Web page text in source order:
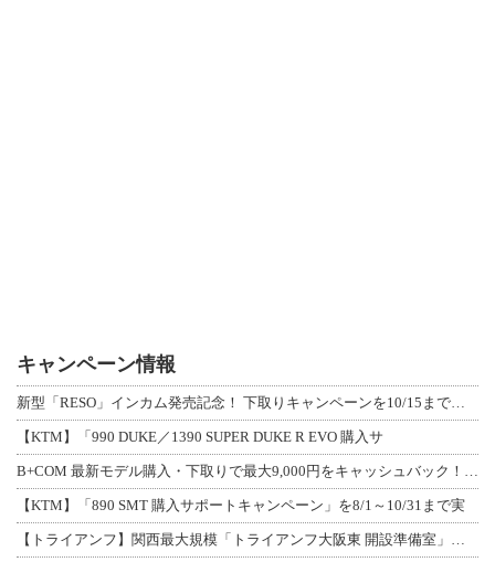
キャンペーン情報
新型「RESO」インカム発売記念！ 下取りキャンペーンを10/15まで延長して開
【KTM】「990 DUKE／1390 SUPER DUKE R EVO 購入サ
B+COM 最新モデル購入・下取りで最大9,000円をキャッシュバック！「B+F
【KTM】「890 SMT 購入サポートキャンペーン」を8/1～10/31まで実
【トライアンフ】関西最大規模「トライアンフ大阪東 開設準備室」がオープン！ 限定